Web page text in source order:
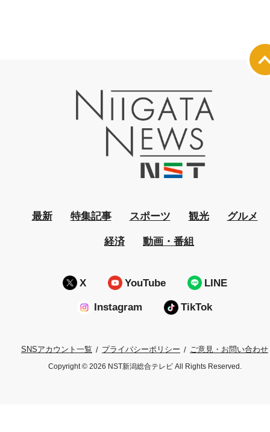
最新 特集記事 スポーツ 観光 グルメ
経済 動画・番組
X YouTube LINE
Instagram TikTok
SNSアカウント一覧 プライバシーポリシー ご意見・お問い合わせ
Copyright © 2026 NST新潟総合テレビ All Rights Reserved.